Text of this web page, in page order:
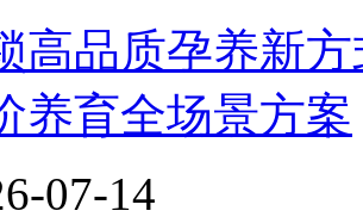
高品质孕养新
养育全场景方案
07-14